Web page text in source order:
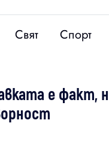
Свят Спорт
е факт,